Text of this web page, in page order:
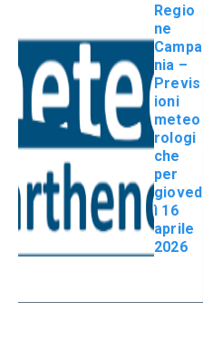
Regio
ne
Campa
nia –
Previs
ioni
meteo
rologi
che
per
gioved
ì 16
aprile
2026